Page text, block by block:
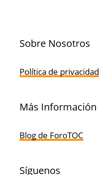
Sobre Nosotros
Política de privacidad
Más Información
Blog de ForoTOC
Síguenos